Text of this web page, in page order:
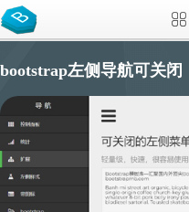
bootstrap左侧导航可关闭